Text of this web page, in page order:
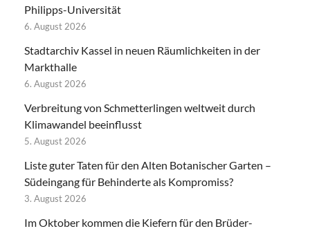
Philipps-Universität
6. August 2026
Stadtarchiv Kassel in neuen Räumlichkeiten in der
Markthalle
6. August 2026
Verbreitung von Schmetterlingen weltweit durch
Klimawandel beeinflusst
5. August 2026
Liste guter Taten für den Alten Botanischer Garten –
Südeingang für Behinderte als Kompromiss?
3. August 2026
Im Oktober kommen die Kiefern für den Brüder-